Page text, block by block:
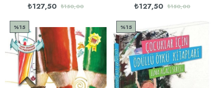
₺127,50 ₺150,00 ₺127,50 ₺150,00
%15 %15